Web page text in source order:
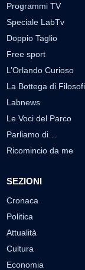
Programmi TV
Speciale LabTv
Doppio Taglio
Free sport
L’Orlando Curioso
La Bottega di
Labnews
Le Voci del Parco
Parliamo di…
Ricomincio da me
SEZIONI
Cronaca
Politica
Attualità
Cultura
Economia